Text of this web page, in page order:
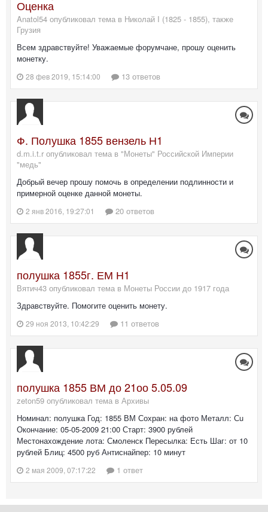
Оценка
Anatol54 опубликовал тема в Николай I (1825 - 1855), также
Грузия
Всем здравствуйте! Уважаемые форумчане, прошу оценить
монетку.
28 фев 2019, 15:14:00 13 ответов
Ф. Полушка 1855 вензель Н1
d.m.i.t.r опубликовал тема в "Монеты" Российской Империи
"медь"
Добрый вечер прошу помочь в определении подлинности и
примерной оценке данной монеты.
2 янв 2016, 19:27:01 20 ответов
полушка 1855г. ЕМ Н1
Вятич43 опубликовал тема в Монеты России до 1917 года
Здравствуйте. Помогите оценить монету.
29 ноя 2013, 10:42:29 11 ответов
полушка 1855 ВМ до 21оо 5.05.09
zeton59 опубликовал тема в Архивы
Номинал: полушка Год: 1855 ВМ Сохран: на фото Металл: Сu
Окончание: 05-05-2009 21:00 Старт: 3900 рублей
Местонахождение лота: Смоленск Пересылка: Есть Шаг: от 10
рублей Блиц: 4500 руб Антиснайпер: 10 минут
2 мая 2009, 07:17:22 1 ответ